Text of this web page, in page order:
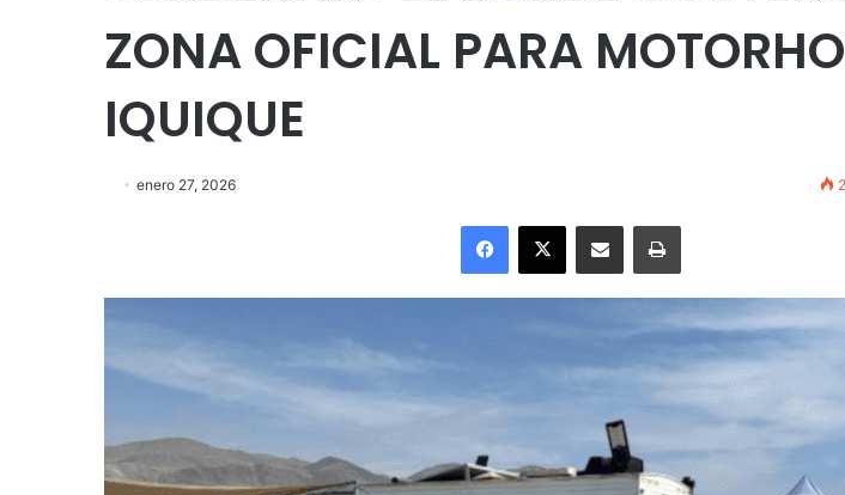
ZONA OFICIAL PARA
IQUIQUE
enero 27, 2026
Facebook
X Enviar vía email Imprimir